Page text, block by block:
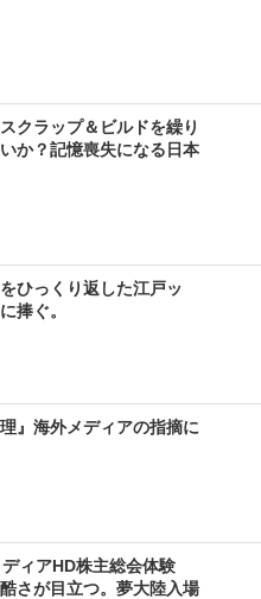
クラップ＆ビルドを繰り
か？記憶喪失になる日本
ひっくり返した江戸ッ
捧ぐ。
理』海外メディアの指摘に
ディアHD株主総会体験
さが目立つ。夢大陸入場